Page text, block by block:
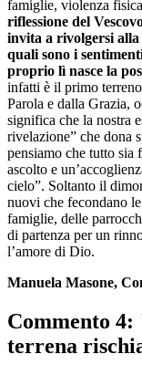
famiglie, violenza
riflessione del
invita a rivolgersi
quali sono i
proprio lì nasce la
infatti è il primo
Parola e dalla Grazia,
significa che la nostra
rivelazione” che dona
pensiamo che tutto sia
ascolto e
cielo”. Soltanto il
nuovi che fecondano
famiglie, delle
di partenza per un
l’amore di Dio.
Manuela Masone,
Commento
terrena